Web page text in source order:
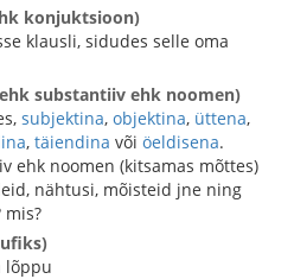
konjuktsioon)
klausli, sidudes selle oma
substantiiv ehk noomen)
subjektina, objektina, üttena,
, täiendina või öeldisena.
ehk noomen (kitsamas mõttes)
nähtusi, mõisteid jne ning
mis?
lõppu